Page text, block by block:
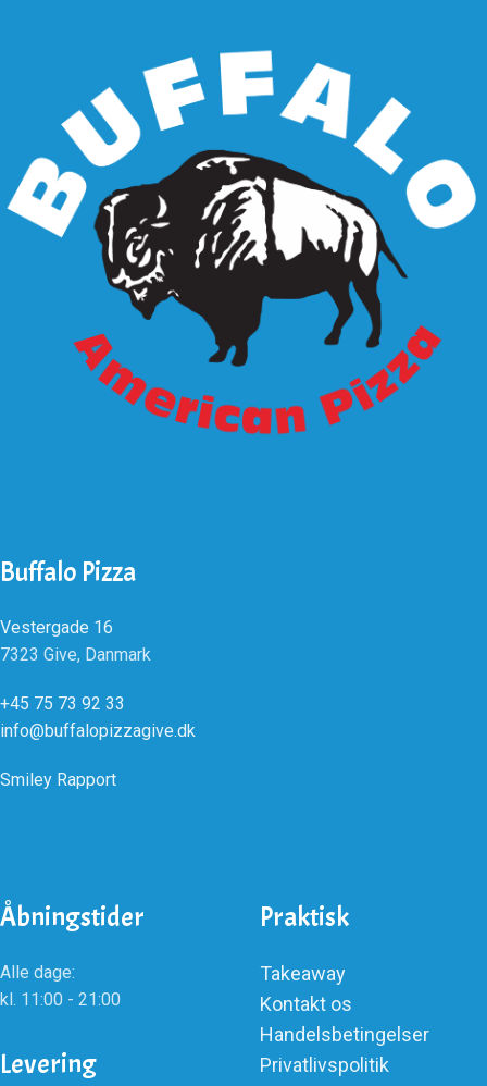
Buffalo Pizza
Vestergade 16
7323 Give, Danmark
+45 75 73 92 33
info@buffalopizzagive.dk
Smiley Rapport
Åbningstider
Alle dage:
kl. 11:00 - 21:00
Levering
Praktisk
Takeaway
Kontakt os
Handelsbetingelser
Privatlivspolitik